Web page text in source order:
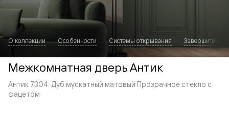
О коллекции Особенности Системы открывания Завершите
Межкомнатная дверь Антик
Антик 7304. Дуб мускатный матовый Прозрачное стекло с
фацетом